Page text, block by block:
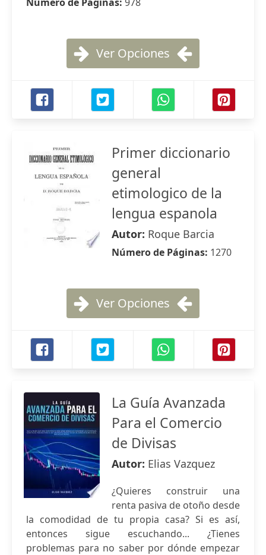
Ver Opciones
Primer diccionario
general
etimologico de la
lengua espanola
Autor: Roque Barcia
Número de Páginas: 1270
Ver Opciones
La Guía Avanzada
Para el Comercio
de Divisas
Autor: Elias Vazquez
¿Quieres construir una
renta pasiva de otoño desde
la comodidad de tu propia casa? Si es así,
entonces sigue escuchando... ¿Tienes
problemas para no saber por dónde empezar